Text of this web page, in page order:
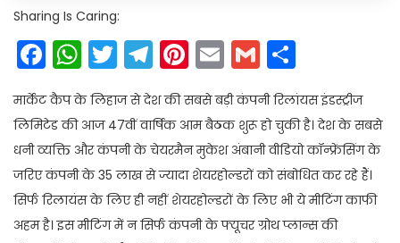
Sharing Is Caring:
Facebook
WhatsApp
Twitter
Telegram
Pinterest
EmailGmail
मार्केट कैप के लिहाज से देश की सबसे बड़ी कंपनी रिलांयस इंडस्ट्रीज
लिमिटेड की आज 47वीं वार्षिक आम बैठक शुरू हो चुकी है। देश के सबसे
धनी व्यक्ति और कंपनी के चेयरमैन मुकेश अंबानी वीडियो कॉन्फ्रेंसिंग के
जरिए कंपनी के 35 लाख से ज्यादा शेयरहोल्डरों को संबोधित कर रहे हैं।
सिर्फ रिलायंस के लिए ही नहीं शेयरहोल्डरों के लिए भी ये मीटिंग काफी
अहम है। इस मीटिंग में न सिर्फ कंपनी के फ्यूचर ग्रोथ प्लान्स की